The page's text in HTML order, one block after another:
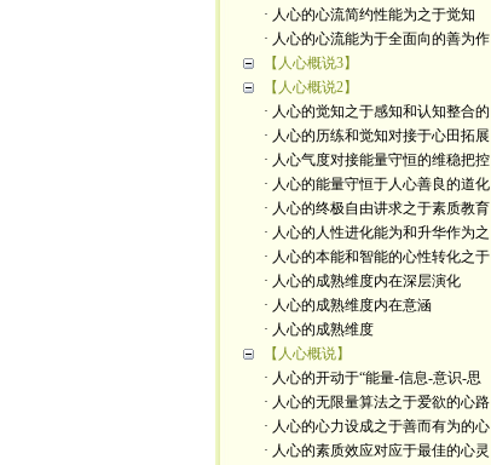
· 人心的心流简约性能为之于觉知
· 人心的心流能为于全面向的善为作
【人心概说3】
【人心概说2】
· 人心的觉知之于感知和认知整合的
· 人心的历练和觉知对接于心田拓展
· 人心气度对接能量守恒的维稳把控
· 人心的能量守恒于人心善良的道化
· 人心的终极自由讲求之于素质教育
· 人心的人性进化能为和升华作为之
· 人心的本能和智能的心性转化之于
· 人心的成熟维度内在深层演化
· 人心的成熟维度内在意涵
· 人心的成熟维度
【人心概说】
· 人心的开动于“能量-信息-意识-思
· 人心的无限量算法之于爱欲的心路
· 人心的心力设成之于善而有为的心
· 人心的素质效应对应于最佳的心灵